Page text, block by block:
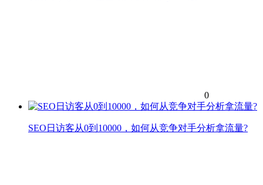
0
SEO日访客从0到10000，如何从竞争对手分析拿流量?